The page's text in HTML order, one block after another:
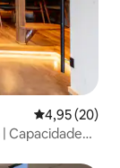
4,95 de uma
4,95 (20)
Capacidade